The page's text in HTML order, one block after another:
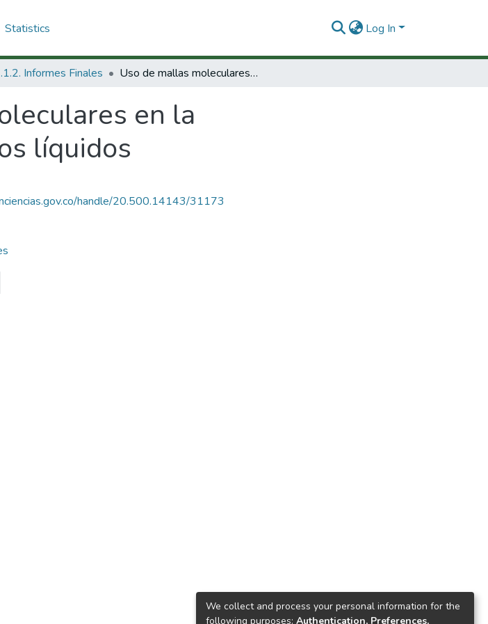
Statistics Log In
Informes Finales Uso de mallas moleculares en la descontaminación de desechos líquidos
en la
líquidos
handle/20.500.14143/31173
We collect and process your personal information for the
following purposes: Authentication, Preferences,